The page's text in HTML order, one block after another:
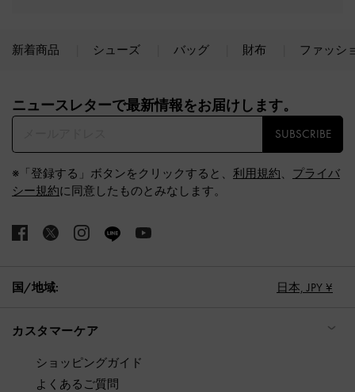
新着商品 シューズ バッグ 財布 ファッシ
ニュースレターで最新情報をお届けします。​
SUBSCRIBE
※「登録する」ボタンをクリックすると、 利用規約、 プライバ
シー規約に同意したものとみなします。
国/地域: 日本, JPY ¥
カスタマーケア
ショッピングガイド
よくあるご質問